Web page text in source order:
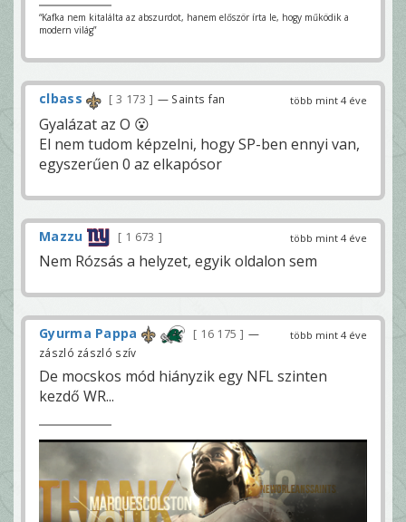
“Kafka nem kitalálta az abszurdot, hanem először írta le, hogy működik a
modern világ”
több mint 4 éve
clbass 3 173 — Saints fan
Gyalázat az O 😮
El nem tudom képzelni, hogy SP-ben ennyi van,
egyszerűen 0 az elkapósor
több mint 4 éve
Mazzu 1 673
Nem Rózsás a helyzet, egyik oldalon sem
több mint 4 éve
Gyurma Pappa 16 175
—
zászló zászló szív
De mocskos mód hiányzik egy NFL szinten
kezdő WR...